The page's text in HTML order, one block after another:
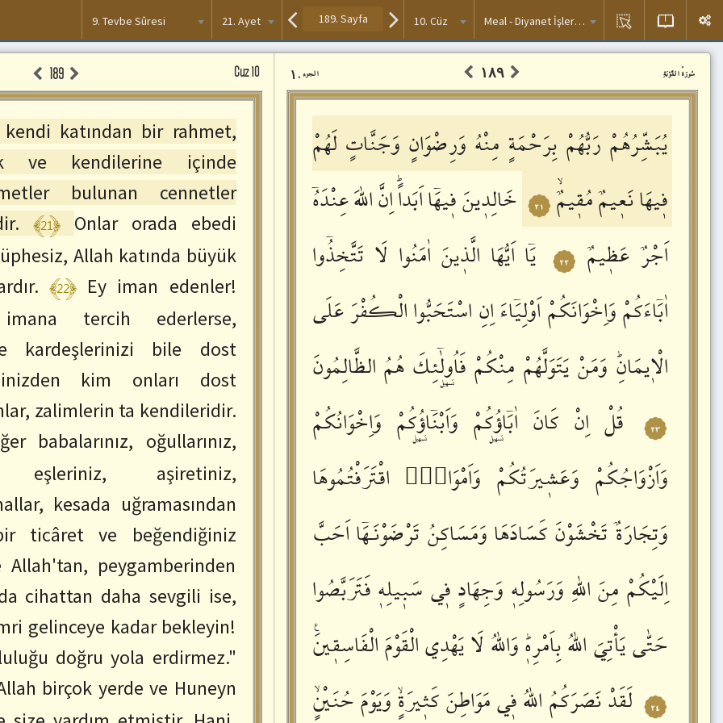
9. Tevbe Sûresi 21. Ayet 10. Cüz Meal - Diyanet İşleri Başkanlığı
189 Cüz 10
kendi katından bir rahmet,
ve kendilerine içinde
bulunan cennetler
﴾21﴿ Onlar orada ebedi
Allah katında büyük
﴾22﴿ Ey iman edenler!
tercih ederlerse,
kardeşlerinizi bile dost
kim onları dost
zalimlerin ta kendileridir.
babalarınız, oğullarınız,
eşleriniz, aşiretiniz,
kesada uğramasından
ticâret ve beğendiğiniz
Allah'tan, peygamberinden
cihattan daha sevgili ise,
gelinceye kadar bekleyin!
doğru yola erdirmez."
birçok yerde ve Huneyn
Kur'an
الجزء۱۰ ۱۸۹ سُورَةُ التَّوْبَةِ
يُبَشِّرُهُمْ رَبُّهُمْ بِرَحْمَةٍ مِنْهُ وَرِضْوَانٍ وَجَنَّاتٍ لَهُمْ
فٖيهَانَعٖيمٌمُقٖيمٌۙ ٢١ خَالِدٖينَفٖيهَٓااَبَداًؕاِنَّاللّٰهَعِنْدَهُٓ
اَجْرٌ عَظٖيمٌ ٢٢ يَٓا اَيُّهَا الَّذٖينَ اٰمَنُوا لَا تَتَّخِذُٓوا
اٰبَٓاءَكُمْ وَاِخْوَانَكُمْاَوْلِيَٓاءَ اِنِ اسْتَحَبُّوا الْكُفْرَ عَلَى
الْاٖيمَانِؕ وَمَنْ يَتَوَلَّهُمْ مِنْكُمْ فَاُو۬لٰٓئِكَ هُمُ الظَّالِمُونَ
٢٣ قُلْ اِنْ كَانَ اٰبَٓاؤُ۬كُمْ وَاَبْنَٓاؤُ۬كُمْ وَاِخْوَانُكُمْ
وَاَزْوَاجُكُمْ وَعَشٖيرَتُكُمْ وَاَمْوَالٌۨ اقْتَرَفْتُمُوهَا
وَتِجَارَةٌ تَخْشَوْنَ كَسَادَهَا وَمَسَاكِنُ تَرْضَوْنَـهَٓااَحَبَّ
اِلَيْكُمْ مِنَ اللّٰهِ وَرَسُولِهٖ وَجِهَادٍ فٖي سَبٖيلِهٖ فَتَرَبَّصُوا
حَتّٰى يَأْتِيَ اللّٰهُ بِاَمْرِهٖؕ وَاللّٰهُ لَا يَهْدِي الْقَوْمَ الْفَاسِقٖينَࣖ
٢٤ لَقَدْ نَصَرَكُمُ اللّٰهُ فٖي مَوَاطِنَ كَثٖيرَةٍۙ وَيَوْمَ حُنَيْنٍۙ